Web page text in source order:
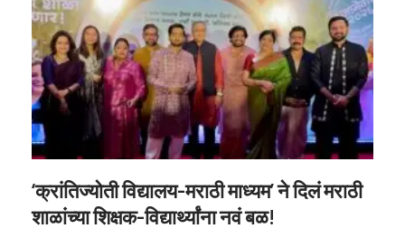
‘क्रांतिज्योती विद्यालय-मराठी माध्यम’ ने दिलं मराठी
शाळांच्या शिक्षक-विद्यार्थ्यांना नवं बळ!